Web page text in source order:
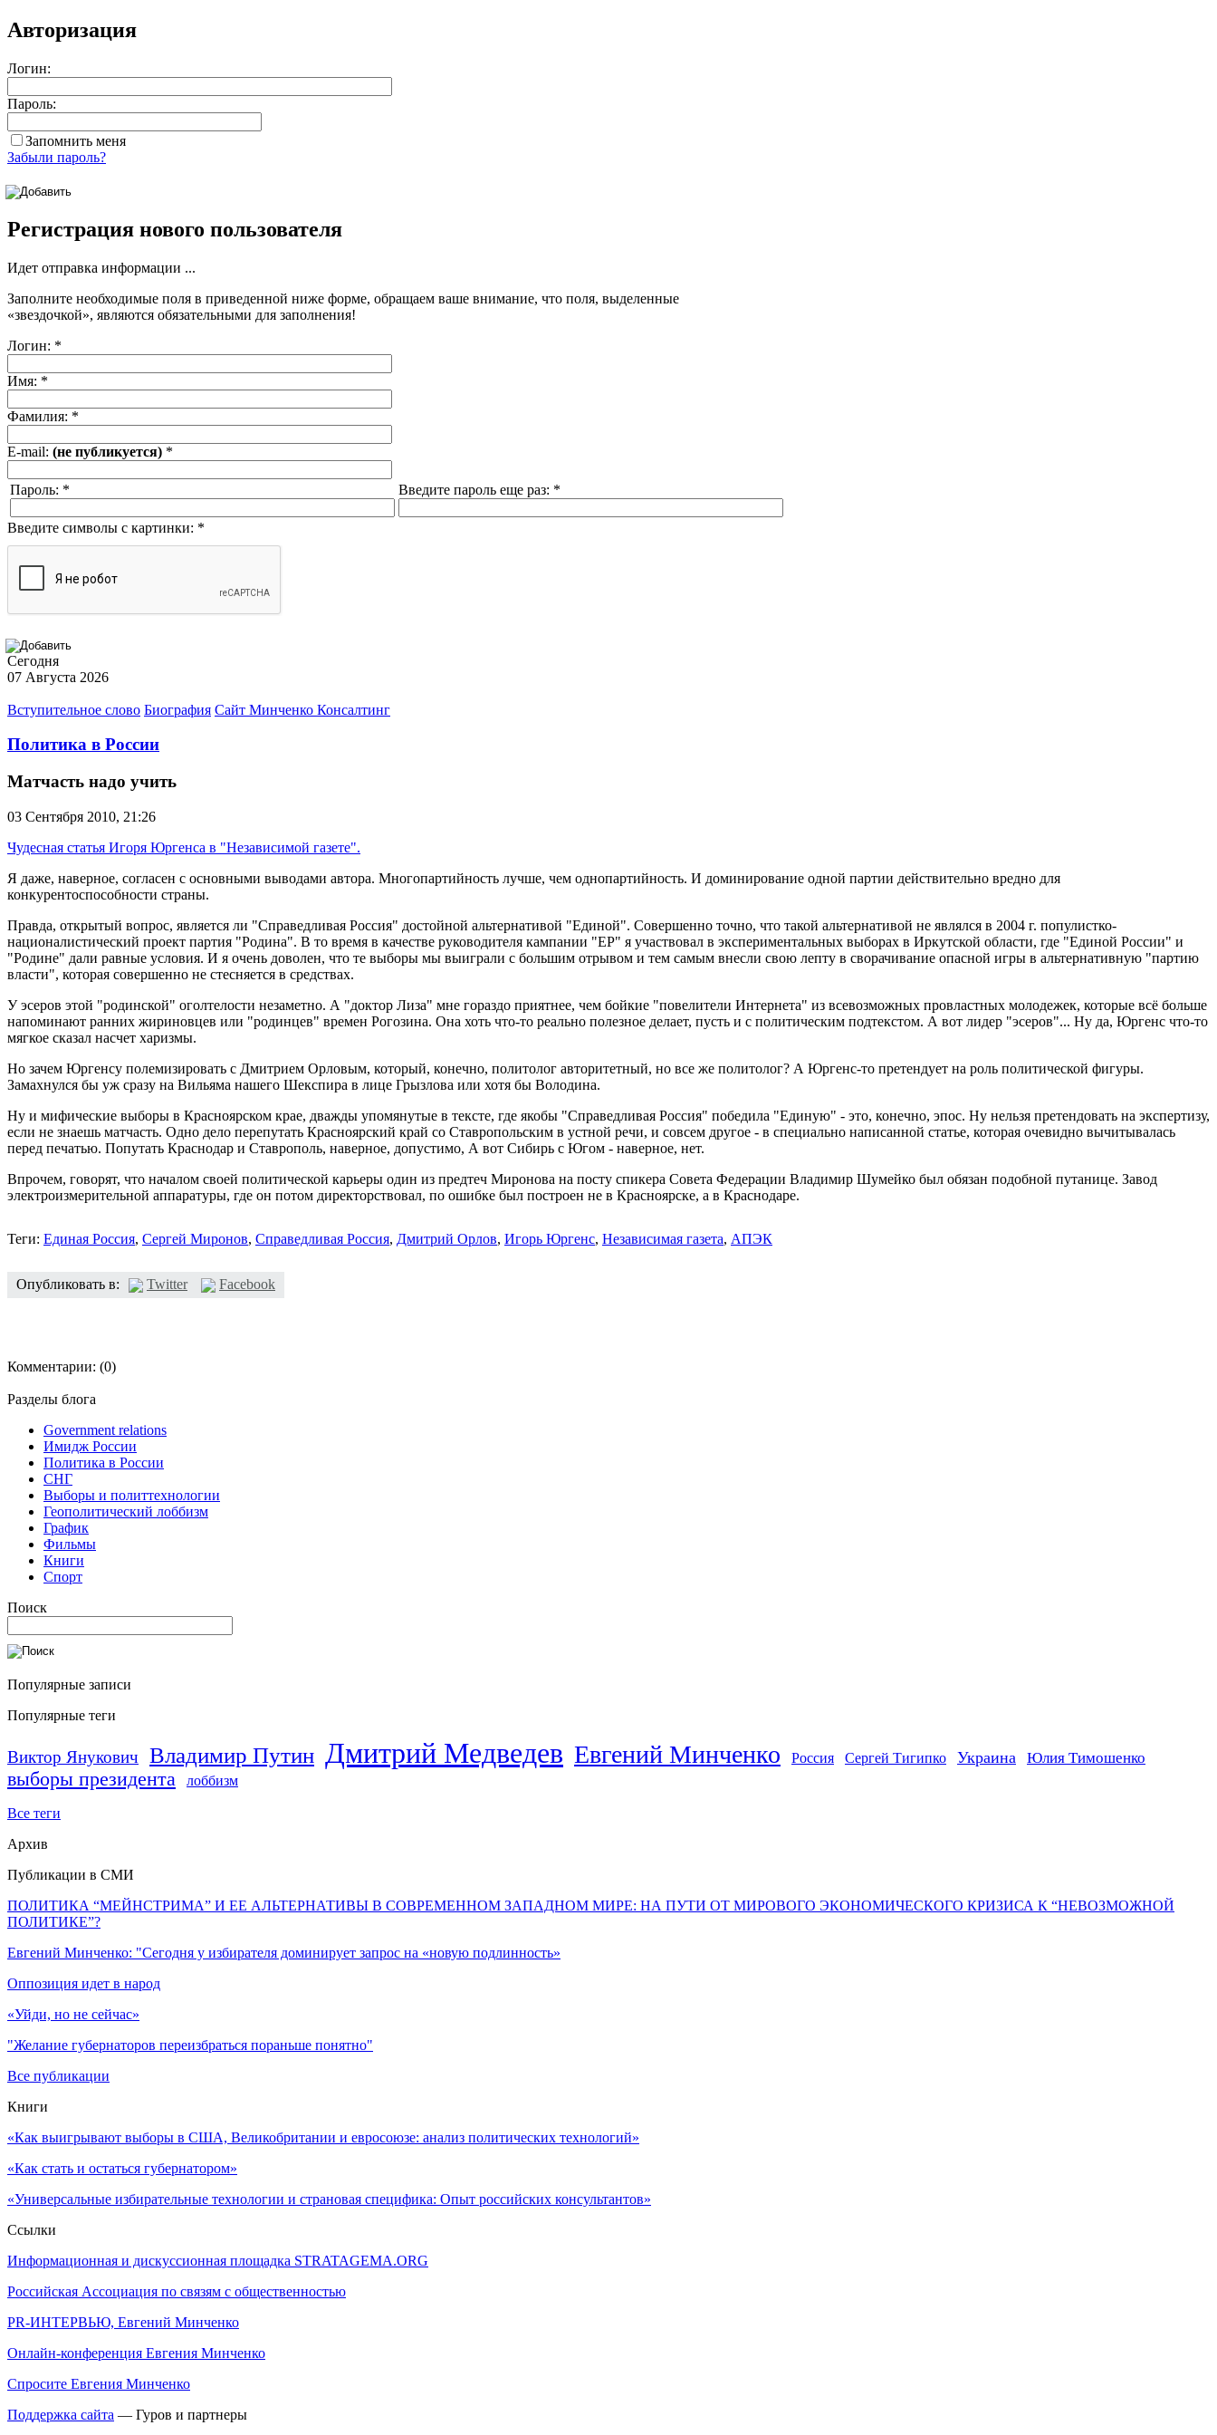
Авторизация
Логин:
Пароль:
Запомнить меня
Забыли пароль?
Регистрация нового пользователя
Идет отправка информации ...
Заполните необходимые поля в приведенной ниже форме, обращаем ваше внимание, что поля, выделенные
«звездочкой», являются обязательными для заполнения!
Логин: *
Имя: *
Фамилия: *
E-mail: (не публикуется) *
Пароль: * Введите пароль еще раз: *
Введите символы с картинки: *
Сегодня
07 Августа 2026
Вступительное слово Биография Сайт Минченко Консалтинг
Политика в России
Матчасть надо учить
03 Сентября 2010, 21:26
Чудесная статья Игоря Юргенса в "Независимой газете".
Я даже, наверное, согласен с основными выводами автора. Многопартийность лучше, чем однопартийность. И доминирование одной партии действительно вредно для
конкурентоспособности страны.
Правда, открытый вопрос, является ли "Справедливая Россия" достойной альтернативой "Единой". Совершенно точно, что такой альтернативой не являлся в 2004 г. популистко-
националистический проект партия "Родина". В то время в качестве руководителя кампании "ЕР" я участвовал в экспериментальных выборах в Иркутской области, где "Единой России" и
"Родине" дали равные условия. И я очень доволен, что те выборы мы выиграли с большим отрывом и тем самым внесли свою лепту в сворачивание опасной игры в альтернативную "партию
власти", которая совершенно не стесняется в средствах.
У эсеров этой "родинской" оголтелости незаметно. А "доктор Лиза" мне гораздо приятнее, чем бойкие "повелители Интернета" из всевозможных провластных молодежек, которые всё больше
напоминают ранних жириновцев или "родинцев" времен Рогозина. Она хоть что-то реально полезное делает, пусть и с политическим подтекстом. А вот лидер "эсеров"... Ну да, Юргенс что-то
мягкое сказал насчет харизмы.
Но зачем Юргенсу полемизировать с Дмитрием Орловым, который, конечно, политолог авторитетный, но все же политолог? А Юргенс-то претендует на роль политической фигуры.
Замахнулся бы уж сразу на Вильяма нашего Шекспира в лице Грызлова или хотя бы Володина.
Ну и мифические выборы в Красноярском крае, дважды упомянутые в тексте, где якобы "Справедливая Россия" победила "Единую" - это, конечно, эпос. Ну нельзя претендовать на экспертизу,
если не знаешь матчасть. Одно дело перепутать Красноярский край со Ставропольским в устной речи, и совсем другое - в специально написанной статье, которая очевидно вычитывалась
перед печатью. Попутать Краснодар и Ставрополь, наверное, допустимо, А вот Сибирь с Югом - наверное, нет.
Впрочем, говорят, что началом своей политической карьеры один из предтеч Миронова на посту спикера Совета Федерации Владимир Шумейко был обязан подобной путанице. Завод
электроизмерительной аппаратуры, где он потом директорствовал, по ошибке был построен не в Красноярске, а в Краснодаре.
Теги: Единая Россия, Сергей Миронов, Справедливая Россия, Дмитрий Орлов, Игорь Юргенс, Независимая газета, АПЭК
Опубликовать в: Twitter Facebook
Комментарии: (0)
Разделы блога
Government relations
Имидж России
Политика в России
СНГ
Выборы и политтехнологии
Геополитический лоббизм
График
Фильмы
Книги
Спорт
Поиск
Популярные записи
Популярные теги
Виктор Янукович Владимир Путин Дмитрий Медведев Евгений Минченко Россия Сергей Тигипко Украина Юлия Тимошенко
выборы президента лоббизм
Все теги
Архив
Публикации в СМИ
ПОЛИТИКА “МЕЙНСТРИМА” И ЕЕ АЛЬТЕРНАТИВЫ В СОВРЕМЕННОМ ЗАПАДНОМ МИРЕ: НА ПУТИ ОТ МИРОВОГО ЭКОНОМИЧЕСКОГО КРИЗИСА К “НЕВОЗМОЖНОЙ
ПОЛИТИКЕ”?
Евгений Минченко: "Сегодня у избирателя доминирует запрос на «новую подлинность»
Оппозиция идет в народ
«Уйди, но не сейчас»
"Желание губернаторов переизбраться пораньше понятно"
Все публикации
Книги
«Как выигрывают выборы в США, Великобритании и евросоюзе: анализ политических технологий»
«Как стать и остаться губернатором»
«Универсальные избирательные технологии и страновая специфика: Опыт российских консультантов»
Ссылки
Информационная и дискуссионная площадка STRATAGEMA.ORG
Российская Ассоциация по связям с общественностью
PR-ИНТЕРВЬЮ, Евгений Минченко
Онлайн-конференция Евгения Минченко
Спросите Евгения Минченко
Поддержка сайта — Гуров и партнеры